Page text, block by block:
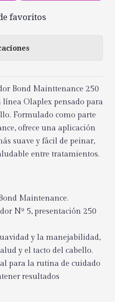
favoritos
Bond Mainttenance 250
Olaplex pensado para
Formulado como parte
ofrece una aplicación
suave y fácil de peinar,
entre tratamientos.
Maintenance.
Nº 5, presentación 250
y la manejabilidad,
y el tacto del cabello.
para la rutina de cuidado
resultados